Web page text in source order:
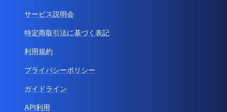
サービス説明会
特定商取引法に基づく表記
利用規約
プライバシーポリシー
ガイドライン
API利用